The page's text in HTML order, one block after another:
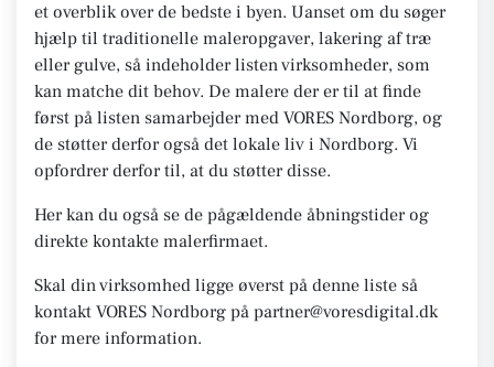
et overblik over de bedste i byen. Uanset om du søger
hjælp til traditionelle maleropgaver, lakering af træ
eller gulve, så indeholder listen virksomheder, som
kan matche dit behov. De malere der er til at finde
først på listen samarbejder med VORES Nordborg, og
de støtter derfor også det lokale liv i Nordborg. Vi
opfordrer derfor til, at du støtter disse.
Her kan du også se de pågældende åbningstider og
direkte kontakte malerfirmaet.
Skal din virksomhed ligge øverst på denne liste så
kontakt VORES Nordborg på partner@voresdigital.dk
for mere information.